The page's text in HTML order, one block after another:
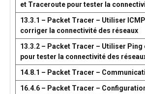
et Traceroute pour tester la
13.3.1 – Packet Tracer – Utiliser
corriger la connectivité des réseaux
13.3.2 – Packet Tracer – Utiliser
pour tester la connectivité des
14.8.1 – Packet Tracer –
16.4.6 – Packet Tracer –